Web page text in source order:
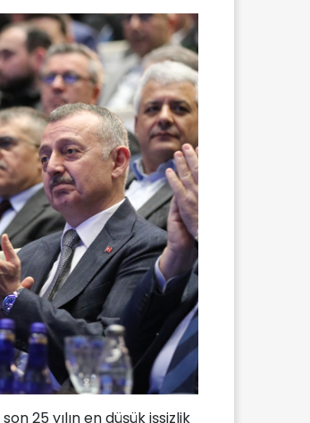
25 yılın en düşük işsizlik